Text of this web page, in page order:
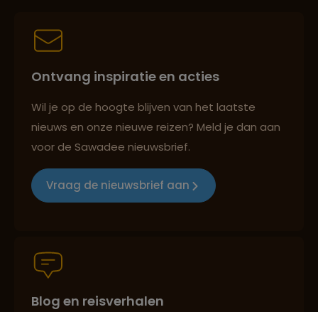
Reiszekerheid met Sawadee
Reizen met oog voor mens, cultuur en milieu
Reiszekerheid met Sawadee
Ontvang inspiratie en acties
Wil je op de hoogte blijven van het laatste
nieuws en onze nieuwe reizen? Meld je dan aan
voor de Sawadee nieuwsbrief.
Vraag de nieuwsbrief aan
Blog en reisverhalen